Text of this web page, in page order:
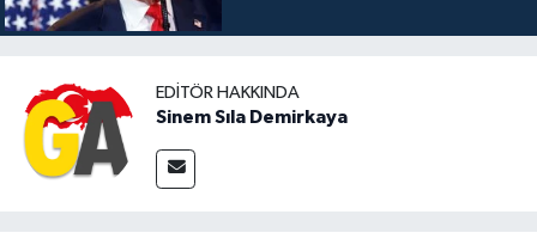
EDITÖR HAKKINDA
Sinem Sıla Demirkaya